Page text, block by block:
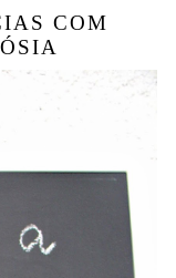
COM